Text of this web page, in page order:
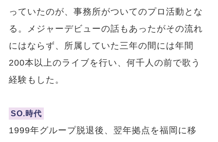
っていたのが、事務所がついてのプロ活動とな
る。メジャーデビューの話もあったがその流れ
にはならず、所属していた三年の間には年間
200本以上のライブを行い、何千人の前で歌う
経験もした。
SO.時代
1999年グループ脱退後、翌年拠点を福岡に移